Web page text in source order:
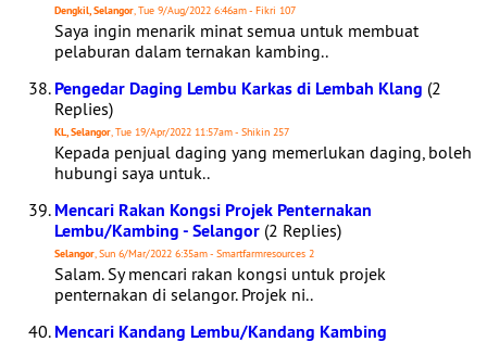
Dengkil, Selangor, Tue 9/Aug/2022 6:46am - Fikri 107
Saya ingin menarik minat semua untuk membuat
pelaburan dalam ternakan kambing..
Pengedar Daging Lembu Karkas di Lembah Klang (2
Replies)
KL, Selangor, Tue 19/Apr/2022 11:57am - Shikin 257
Kepada penjual daging yang memerlukan daging, boleh
hubungi saya untuk..
Mencari Rakan Kongsi Projek Penternakan
Lembu/Kambing - Selangor (2 Replies)
Selangor, Sun 6/Mar/2022 6:35am - Smartfarmresources 2
Salam. Sy mencari rakan kongsi untuk projek
penternakan di selangor. Projek ni..
Mencari Kandang Lembu/Kandang Kambing